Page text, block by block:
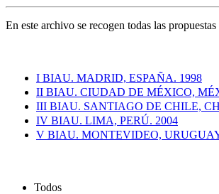
En este archivo se recogen todas las
I BIAU. MADRID, ESPAÑA. 1998
II BIAU. CIUDAD DE MÉXICO,
III BIAU. SANTIAGO DE CHILE,
IV BIAU. LIMA, PERÚ. 2004
V BIAU. MONTEVIDEO,
Todos